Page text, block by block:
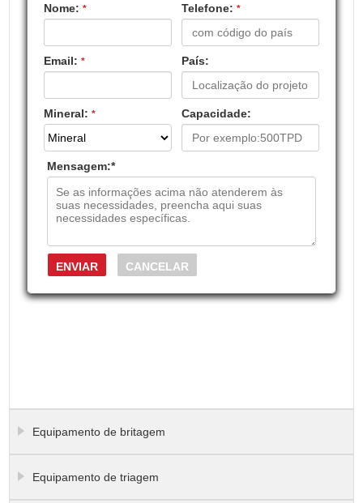
Nome:* Telefone: *
Email:* País:
Mineral:* Capacidade:
Mensagem:*
Equipamento de britagem
Equipamento de triagem